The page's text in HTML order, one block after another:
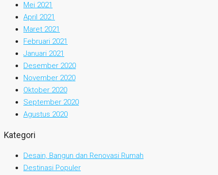
Mei 2021
April 2021
Maret 2021
Februari 2021
Januari 2021
Desember 2020
November 2020
Oktober 2020
September 2020
Agustus 2020
Kategori
Desain, Bangun dan Renovasi Rumah
Destinasi Populer